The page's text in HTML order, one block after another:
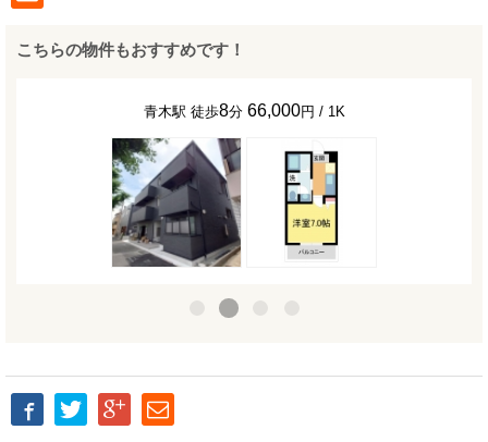
こちらの物件もおすすめです！
青木駅 徒歩8分 66,000円 / 1K